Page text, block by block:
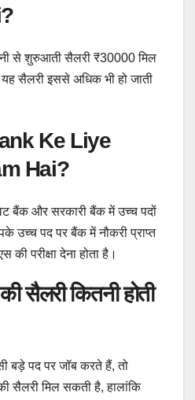
से शुरुआती सैलरी ₹30000 मिल
सैलरी इससे अधिक भी हो जाती
Ke Liye
Hai?
बैंक और सरकारी बैंक में उच्च पदों
उच्च पद पर बैंक में नौकरी प्राप्त
परीक्षा देना होता है।
सैलरी कितनी होती
बड़े पद पर जॉब करते हैं, तो
मिल सकती है, हालांकि